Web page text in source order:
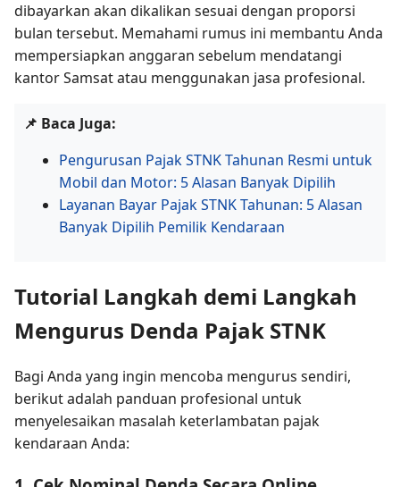
dibayarkan akan dikalikan sesuai dengan proporsi
bulan tersebut. Memahami rumus ini membantu Anda
mempersiapkan anggaran sebelum mendatangi
kantor Samsat atau menggunakan jasa profesional.
📌 Baca Juga:
Pengurusan Pajak STNK Tahunan Resmi untuk
Mobil dan Motor: 5 Alasan Banyak Dipilih
Layanan Bayar Pajak STNK Tahunan: 5 Alasan
Banyak Dipilih Pemilik Kendaraan
Tutorial Langkah demi Langkah
Mengurus Denda Pajak STNK
Bagi Anda yang ingin mencoba mengurus sendiri,
berikut adalah panduan profesional untuk
menyelesaikan masalah keterlambatan pajak
kendaraan Anda: